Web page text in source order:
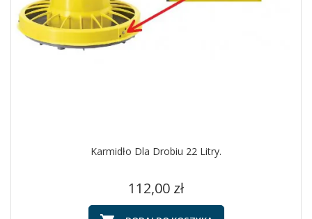
Karmidło Dla Drobiu 22 Litry.
Cena
112,00 zł